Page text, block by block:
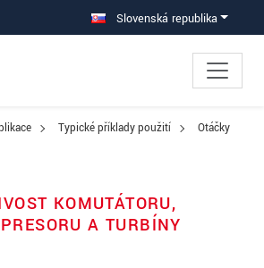
navigáciu Slovenská republika
Typické příklady použití Otáčky
KOMUTÁTORU,
A TURBÍNY